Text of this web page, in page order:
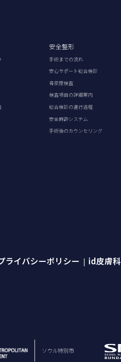
安全整形
手術までの流れ
安心サポート総合検診
骨密度検査
検査項目の詳細案内
総合検診の進行過程
安全麻酔システム
手術後のカウンセリング
イバシーポリシー | id皮膚科
ソウル特別市